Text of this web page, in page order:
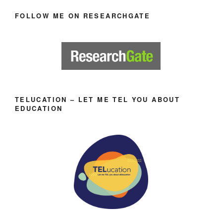
FOLLOW ME ON RESEARCHGATE
TELUCATION – LET ME TEL YOU ABOUT
EDUCATION